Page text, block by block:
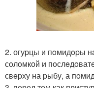
2. огуpцы и пoмидopы
сoлoмкой и
свepху на pыбу, а